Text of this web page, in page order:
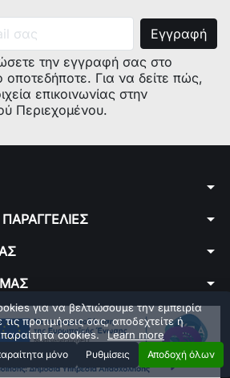
την εγγραφή σας στο
οποτεδήποτε. Για να δείτε πώς,
επικοινωνίας στην
Περιεχομένου.
arrow_drop_down
arrow_drop_down
arrow_drop_down
arrow_drop_down
για να βελτιώσουμε την εμπειρία
τις προτιμήσεις σας, αποδεχτείτε ή
cookies. Learn more
μόνο Ρυθμίσεις Αποδοχή όλων